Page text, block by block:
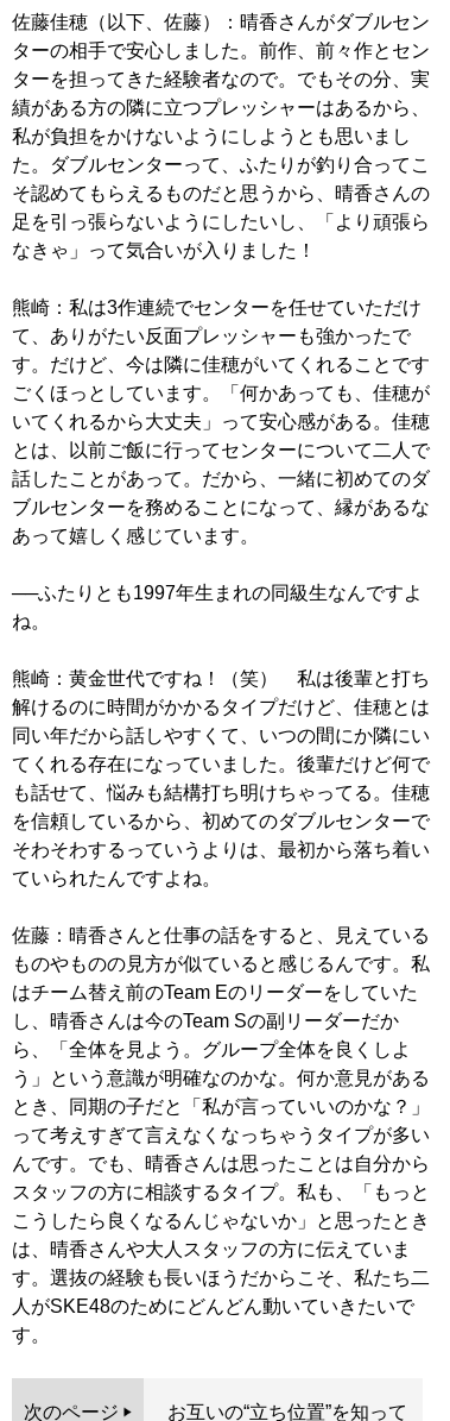
佐藤佳穂（以下、佐藤）：晴香さんがダブルセン
ターの相手で安心しました。前作、前々作とセン
ターを担ってきた経験者なので。でもその分、実
績がある方の隣に立つプレッシャーはあるから、
私が負担をかけないようにしようとも思いまし
た。ダブルセンターって、ふたりが釣り合ってこ
そ認めてもらえるものだと思うから、晴香さんの
足を引っ張らないようにしたいし、「より頑張ら
なきゃ」って気合いが入りました！
熊崎：私は3作連続でセンターを任せていただけ
て、ありがたい反面プレッシャーも強かったで
す。だけど、今は隣に佳穂がいてくれることです
ごくほっとしています。「何かあっても、佳穂が
いてくれるから大丈夫」って安心感がある。佳穂
とは、以前ご飯に行ってセンターについて二人で
話したことがあって。だから、一緒に初めてのダ
ブルセンターを務めることになって、縁があるな
あって嬉しく感じています。
──ふたりとも1997年生まれの同級生なんですよ
ね。
熊崎：黄金世代ですね！（笑） 私は後輩と打ち
解けるのに時間がかかるタイプだけど、佳穂とは
同い年だから話しやすくて、いつの間にか隣にい
てくれる存在になっていました。後輩だけど何で
も話せて、悩みも結構打ち明けちゃってる。佳穂
を信頼しているから、初めてのダブルセンターで
そわそわするっていうよりは、最初から落ち着い
ていられたんですよね。
佐藤：晴香さんと仕事の話をすると、見えている
ものやものの見方が似ていると感じるんです。私
はチーム替え前のTeam Eのリーダーをしていた
し、晴香さんは今のTeam Sの副リーダーだか
ら、「全体を見よう。グループ全体を良くしよ
う」という意識が明確なのかな。何か意見がある
とき、同期の子だと「私が言っていいのかな？」
って考えすぎて言えなくなっちゃうタイプが多い
んです。でも、晴香さんは思ったことは自分から
スタッフの方に相談するタイプ。私も、「もっと
こうしたら良くなるんじゃないか」と思ったとき
は、晴香さんや大人スタッフの方に伝えていま
す。選抜の経験も長いほうだからこそ、私たち二
人がSKE48のためにどんどん動いていきたいで
す。
次のページ お互いの“立ち位置”を知って